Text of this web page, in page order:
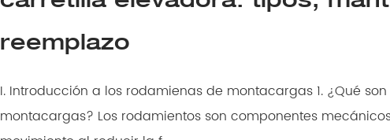
reemplazo
I. Introducción a los rodamienas de montacargas 1. ¿Qué son los rodamientos de
montacargas? Los rodamientos son componentes mecánicos fundamentales que facilitan el